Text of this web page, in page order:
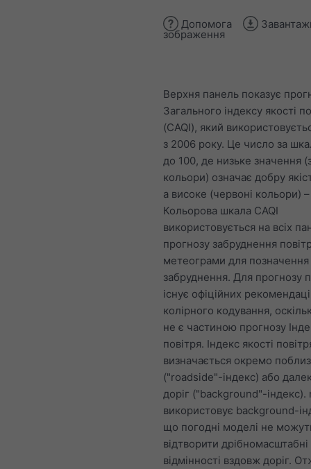
Допомога
зображення
Верхня панель показує
Загального індексу якості
(CAQI), який
з 2006 року. Це число за
до 100, де низьке значення
кольори) означає добру
а високе (червоні кольори)
Кольорова шкала CAQI
використовується на всіх
прогнозу забруднення
метеограми для позначення
забруднення. Для прогнозу
існує офіційних
колірного кодування,
не є частиною прогнозу
повітря. Індекс якості
визначається окремо
("roadside"-індекс) або
доріг ("background"-
використовує background-
що погодні моделі не
відтворити дрібномасштабні
відмінності вздовж доріг.